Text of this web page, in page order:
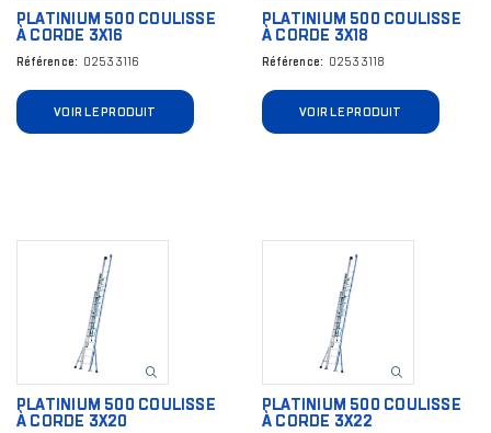
PLATINIUM 500 COULISSE
À CORDE 3X16
Référence 02533116
VOIR LE PRODUIT
PLATINIUM 500 COULISSE
À CORDE 3X18
Référence 02533118
VOIR LE PRODUIT
PLATINIUM 500 COULISSE
À CORDE 3X20
PLATINIUM 500 COULISSE
À CORDE 3X22